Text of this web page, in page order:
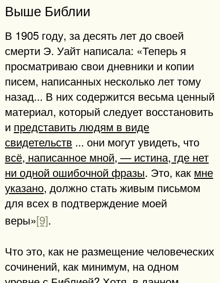
Выше Библии
В 1905 году, за десять лет до своей
смерти Э. Уайт написала: «Теперь я
просматриваю свои дневники и копии
писем, написанных несколько лет тому
назад... В них содержится весьма ценный
материал, который следует восстановить
и представить людям в виде
свидетельств ... они могут увидеть, что
всё, написанное мной, — истина, где нет
ни одной ошибочной фразы. Это, как мне
указано, должно стать живым письмом
для всех в подтверждение моей
веры»[9].
Что это, как не размещение человеческих
сочинений, как минимум, на одном